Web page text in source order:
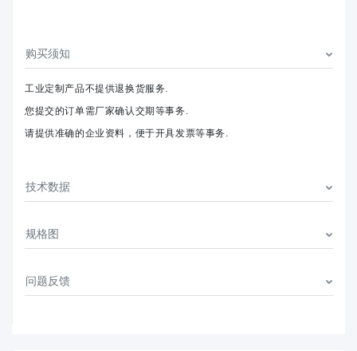
购买须知
工业定制产品不提供退换货服务.
您提交的订单需厂家确认交期等事务.
请提供准确的企业资料，便于开具发票等事务.
技术数据
规格图
问题反馈